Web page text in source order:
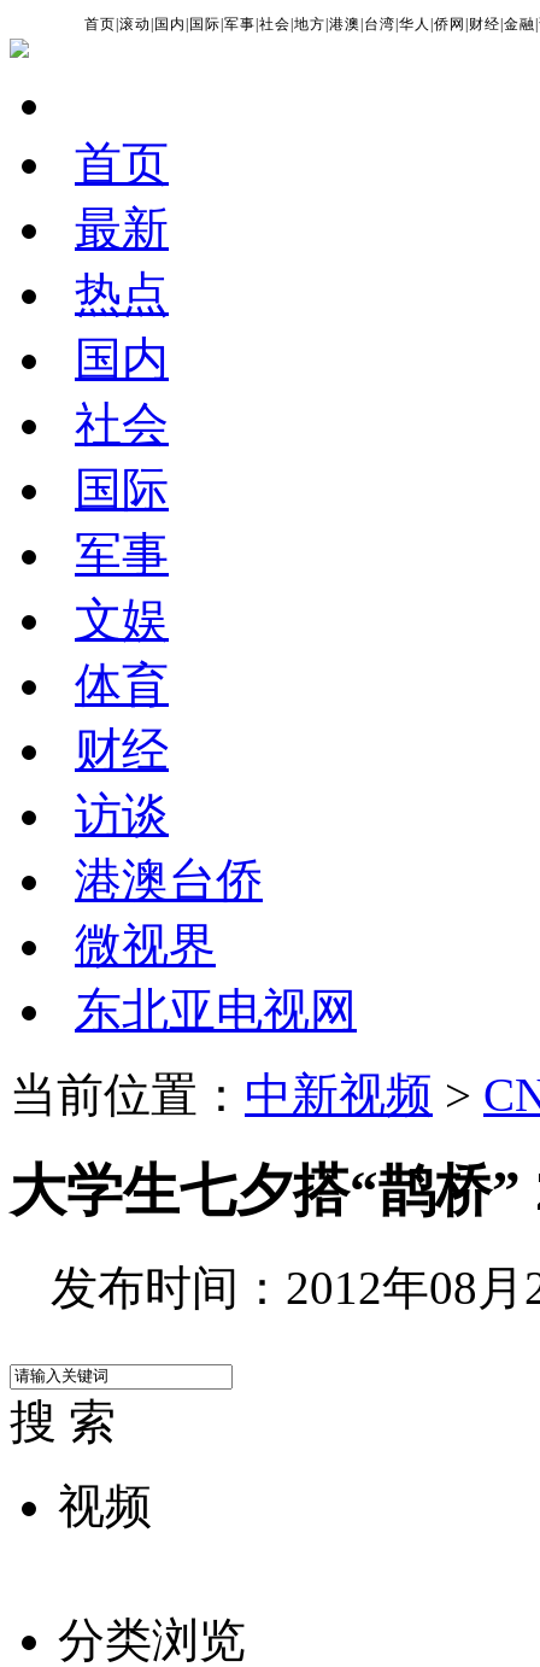
首页 |滚动 国内 国际 |军事 |社会 |地方 |港澳 台湾 |华人 |侨网 财经 |金融 |
首页
最新
热点
国内
社会
国际
军事
文娱
体育
财经
访谈
港澳台侨
微视界
东北亚电视网
当前位置： 中新视频 >
大学生七夕搭“鹊桥
发布时间：2012年08月
搜 索
视频
分类浏览